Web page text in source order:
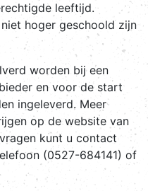
leeftijd.
hoger geschoold zijn
worden bij een
en voor de start
ingeleverd. Meer
op de website van
kunt u contact
(0527-684141) of